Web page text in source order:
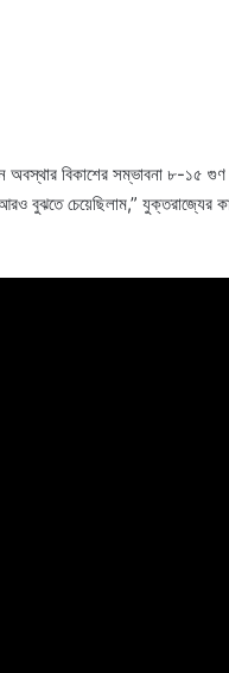
অবস্থার বিকাশের সম্ভাবনা ৮-১৫ গুণ
বুঝতে চেয়েছিলাম,” যুক্তরাজ্যের